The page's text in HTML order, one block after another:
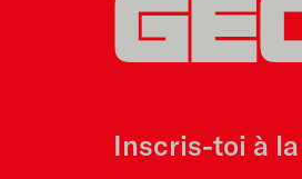
Inscris-toi à